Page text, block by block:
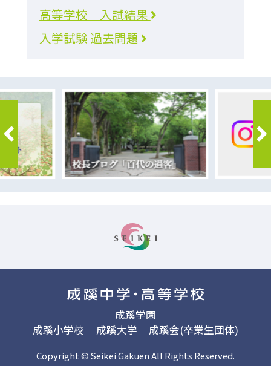
高等学校 入試結果
入学試験 過去問題
成蹊学園
成蹊小学校
成蹊大学 成蹊会(卒業生団体)
Copyright © Seikei Gakuen All Rights Reserved.